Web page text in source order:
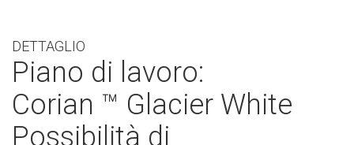
DETTAGLIO
Piano di lavoro:
Corian ™ Glacier White
Possibilità di